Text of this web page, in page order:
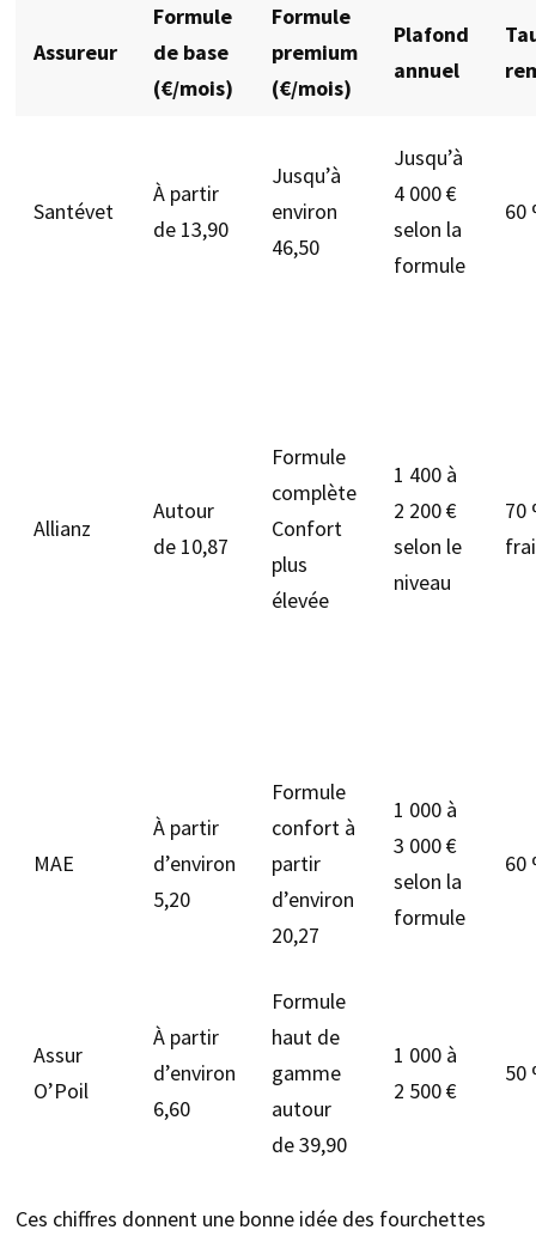
Assureur
Formule
de base
(€/mois)
Formule
premium
(€/mois)
Plafond
annuel
Santévet
À partir
de 13,90
Jusqu’à
environ
46,50
Jusqu’à
4 000 €
selon la
formule
60
Allianz
Autour
de 10,87
Formule
complète
Confort
plus
élevée
1 400 à
2 200 €
selon le
niveau
70
MAE
À partir
d’environ
5,20
Formule
confort à
partir
d’environ
20,27
1 000 à
3 000 €
selon la
formule
60
Assur
O’Poil
À partir
d’environ
6,60
Formule
haut de
gamme
autour
de 39,90
1 000 à
2 500 €
50
Ces chiffres donnent une bonne idée des fourchettes